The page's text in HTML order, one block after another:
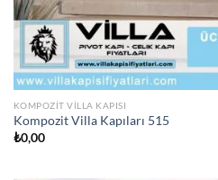
KOMPOZIT VILLA KAPISI
Kompozit Villa Kapıları 515
₺0,00